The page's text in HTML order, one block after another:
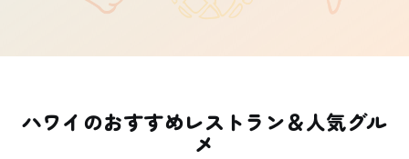
ハワイのおすすめレストラン＆人気グル
メ